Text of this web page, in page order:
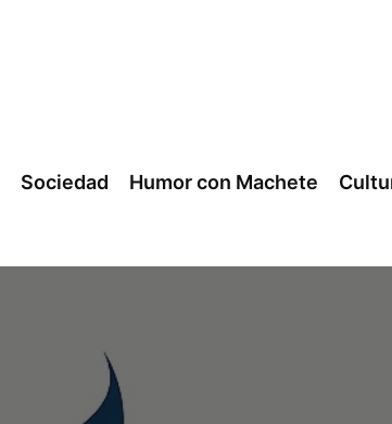
Sociedad Humor con Machete